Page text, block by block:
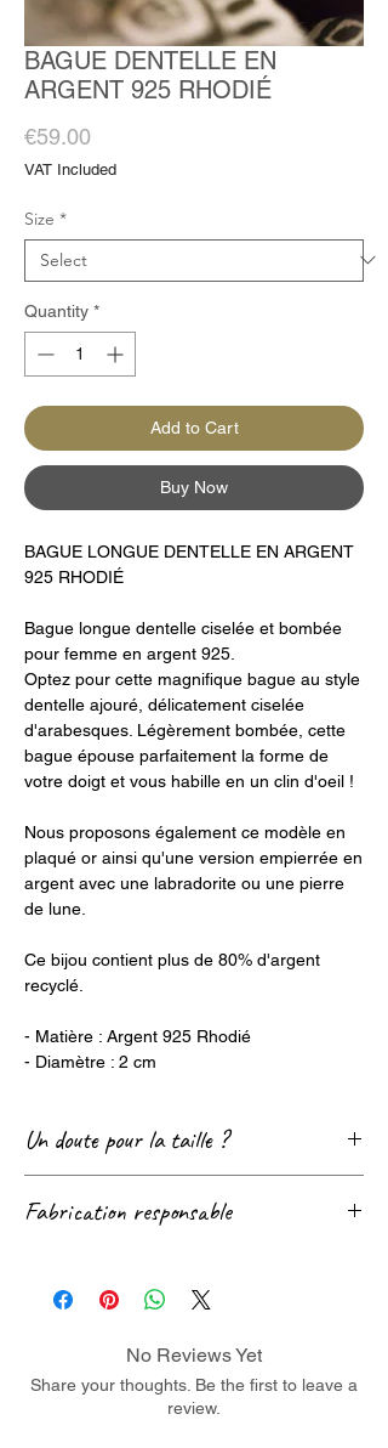
BAGUE DENTELLE EN
ARGENT 925 RHODIÉ
€59.00Price
VAT Included
Size *
Quantity *
Add to Cart
Buy Now
BAGUE LONGUE DENTELLE EN ARGENT
925 RHODIÉ
Bague longue dentelle ciselée et bombée
pour femme en argent 925.
Optez pour cette magnifique bague au style
dentelle ajouré, délicatement ciselée
d'arabesques. Légèrement bombée, cette
bague épouse parfaitement la forme de
votre doigt et vous habille en un clin d'oeil !
Nous proposons également ce modèle en
plaqué or ainsi qu'une version empierrée en
argent avec une labradorite ou une pierre
de lune.
Ce bijou contient plus de 80% d'argent
recyclé.
- Matière : Argent 925 Rhodié
- Diamètre : 2 cm
Un doute pour la taille ?
Nous sommes également très réactif sur le
Fabrication responsable
(engagement reconnu en termes
de respect des conditions de travail et de
Ce bijou contient plus de 80% d'argent
No Reviews Yet
Share your thoughts. Be the first to leave a
review.